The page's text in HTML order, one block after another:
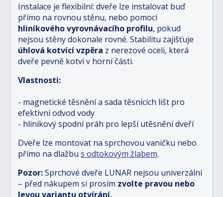
Instalace je flexibilní: dveře lze instalovat buď
přímo na rovnou stěnu, nebo pomocí
hliníkového vyrovnávacího profilu, pokud
nejsou stěny dokonale rovné. Stabilitu zajišťuje
úhlová kotvící vzpěra z nerezové oceli, která
dveře pevně kotví v horní části.
Vlastnosti:
- magnetické těsnění a sada těsnících lišt pro
efektivní odvod vody
- hliníkový spodní práh pro lepší utěsnění dveří
Dveře lze montovat na sprchovou vaničku nebo
přímo na dlažbu s odtokovým žlabem.
Pozor:Sprchové dveře LUNAR nejsou univerzální
– před nákupem si prosím zvolte pravou nebo
levou variantu otvírání.